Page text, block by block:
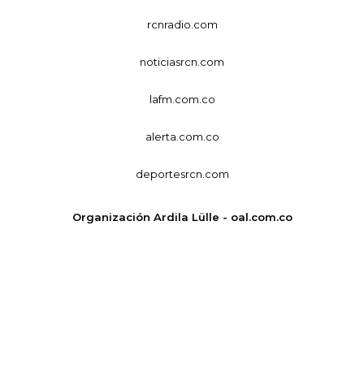
rcnradio.com
noticiasrcn.com
lafm.com.co
alerta.com.co
deportesrcn.com
Organización Ardila Lülle - oal.com.co